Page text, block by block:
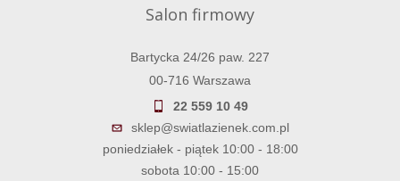
Salon firmowy
Bartycka 24/26 paw. 227
00-716 Warszawa
22 559 10 49
sklep@swiatlazienek.com.pl
poniedziałek - piątek 10:00 - 18:00
sobota 10:00 - 15:00